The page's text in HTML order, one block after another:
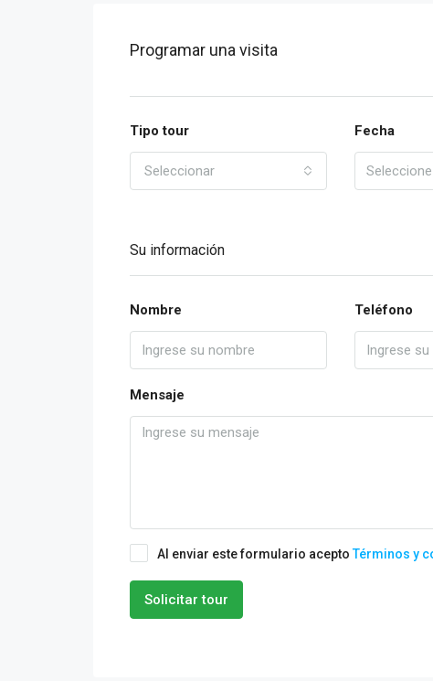
Programar una visita
Tipo tour
Seleccionar
Fecha
Su información
Nombre Teléfono
Mensaje
Al enviar este formulario aceptoTérminos y
Solicitar tour